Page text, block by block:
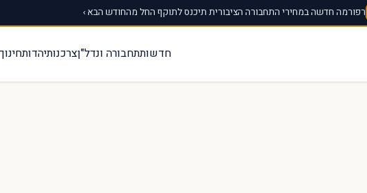
רפורמה חדשה במחירי התחבורה הציבורית תיכנס לתוקף החל מהחודש הבא ›
חדשותתחבורה ונדל"ןצרכנותיהדותחינוך